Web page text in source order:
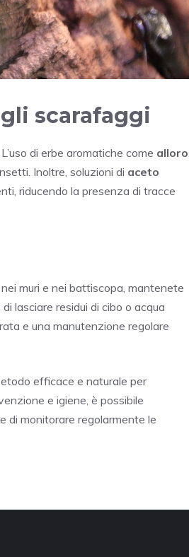
scarafaggi
di erbe aromatiche come alloro
Inoltre, soluzioni di aceto
riducendo la presenza di tracce
muri e nei battiscopa, mantenete
lasciare residui di cibo o acqua
e una manutenzione regolare
efficace e naturale per
e igiene, è possibile
di monitorare regolarmente le